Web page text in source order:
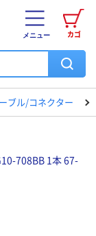
カゴ
メニュー
ブル/コネクター
708BB 1本 67-